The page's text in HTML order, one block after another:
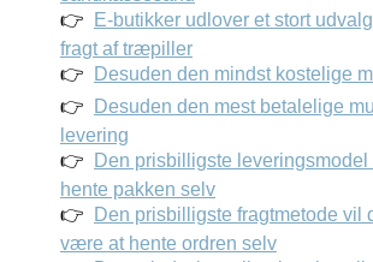
E-butikker udlover et stort
fragt af træpiller
Desuden den mindst kostelige
Desuden den mest betalelige
levering
Den prisbilligste leveringsmodel
hente pakken selv
Den prisbilligste fragtmetode vil
være at hente ordren selv